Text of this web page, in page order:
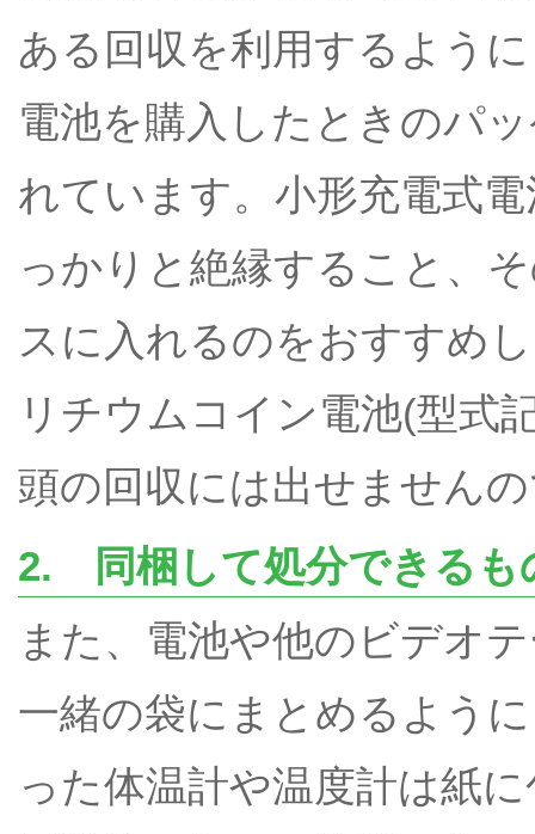
ある回収を利用するよう
電池を購入したときのパ
れています。小形充電式
っかりと絶縁すること、
スに入れるのをおすすめ
リチウムコイン電池(型式
頭の回収には出せません
2. 同梱して処分できるも
また、電池や他のビデオ
一緒の袋にまとめるよう
った体温計や温度計は紙